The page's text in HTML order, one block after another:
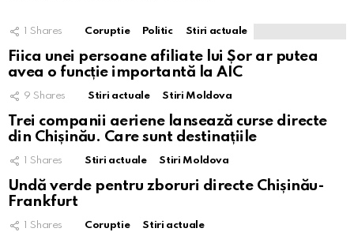
1 Shares Coruptie Politic Stiri actuale
Fiica unei persoane afiliate lui Șor ar putea
avea o funcție importantă la AIC
9 Shares Stiri actuale Stiri Moldova
Trei companii aeriene lansează curse directe
din Chișinău. Care sunt destinațiile
1 Shares Stiri actuale Stiri Moldova
Undă verde pentru zboruri directe Chișinău-
Frankfurt
1 Shares Coruptie Stiri actuale